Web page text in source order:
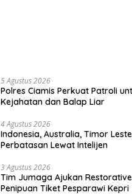
5 Agustus 2026
Polres Ciamis Perkuat Patroli
Kejahatan dan Balap Liar
4 Agustus 2026
Indonesia, Australia, Timor
Perbatasan Lewat Intelijen
3 Agustus 2026
Tim Jumaga Ajukan
Penipuan Tiket Pesparawi Kepri